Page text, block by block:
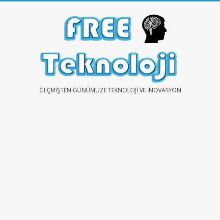
FREEGEÇMIŞTEN GÜNÜMÜZE TEKNOLOJI VE İNOVASYON